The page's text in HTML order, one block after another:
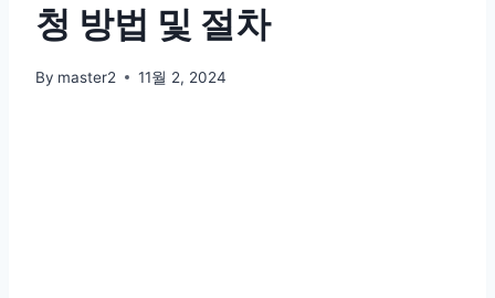
청 방법 및 절차
By master2 11월 2, 2024